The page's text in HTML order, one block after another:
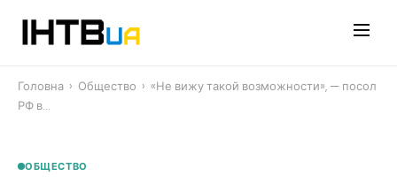
Головна › Общество › «Не вижу такой возможности», — посол
РФ в…
ОБЩЕСТВО